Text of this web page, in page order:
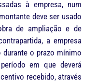
à empresa, num
deve ser usado
de ampliação e de
a empresa
durante o prazo mínimo
em que deverá
recebido, através